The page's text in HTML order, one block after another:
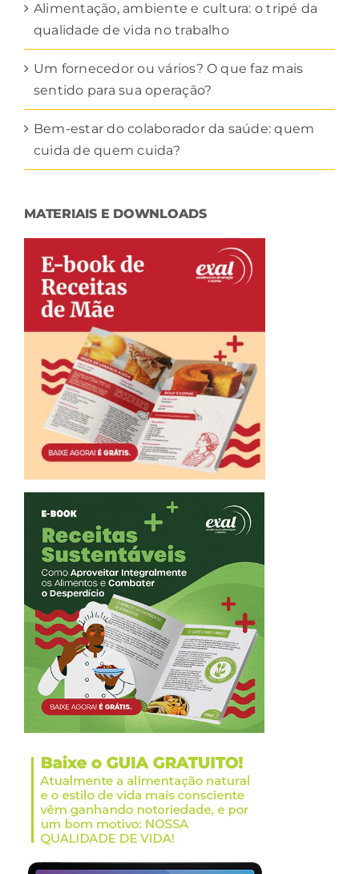
Alimentação, ambiente e cultura: o tripé da
qualidade de vida no trabalho
Um fornecedor ou vários? O que faz mais
sentido para sua operação?
Bem-estar do colaborador da saúde: quem
cuida de quem cuida?
MATERIAIS E DOWNLOADS